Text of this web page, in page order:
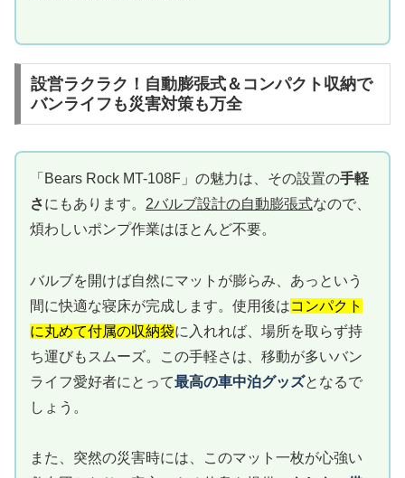
設営ラクラク！自動膨張式＆コンパクト収納で
バンライフも災害対策も万全
「Bears Rock MT-108F」の魅力は、その設置の手軽
さにもあります。 2バルブ設計の自動膨張式なので、
煩わしいポンプ作業はほとんど不要。
バルブを開けば自然にマットが膨らみ、あっという
間に快適な寝床が完成します。使用後はコンパクト
に丸めて付属の収納袋に入れれば、場所を取らず持
ち運びもスムーズ。この手軽さは、移動が多いバン
ライフ愛好者にとって最高の車中泊グッズとなるで
しょう。
また、突然の災害時には、このマット一枚が心強い